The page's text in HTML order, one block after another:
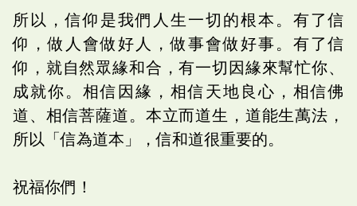
所以，信仰是我們人生一切的根本。有了信
仰，做人會做好人，做事會做好事。有了信
仰，就自然眾緣和合，有一切因緣來幫忙你、
成就你。相信因緣，相信天地良心，相信佛
道、相信菩薩道。本立而道生，道能生萬法，
所以「信為道本」，信和道很重要的。
祝福你們！